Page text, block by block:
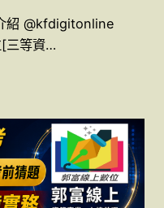
紹 @kfdigitonline
三等資…